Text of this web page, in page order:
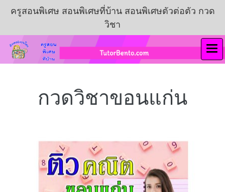
ครูสอนพิเศษ สอนพิเศษที่บ้าน สอนพิเศษตัวต่อตัว กวด
วิชา
กวดวิชาขอนแก่น